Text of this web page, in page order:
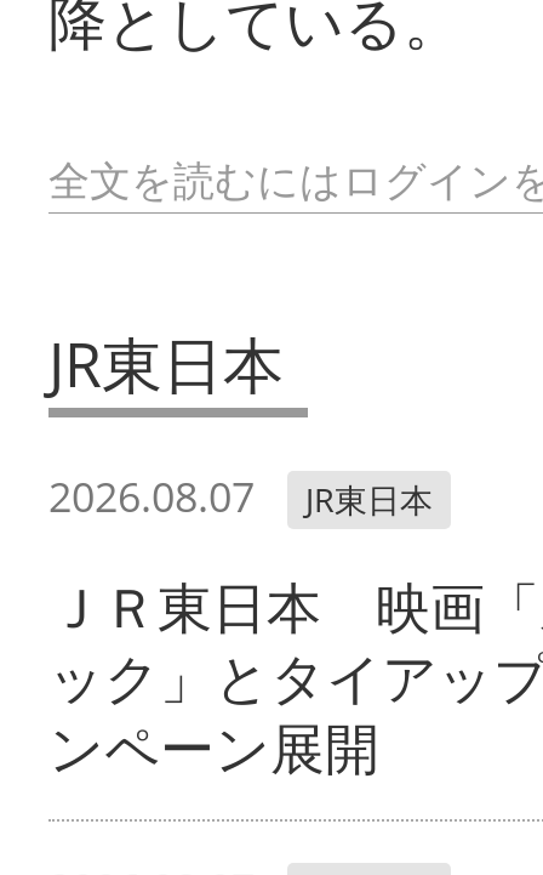
降としている。
全文を読むにはログイン
JR東日本
2026.08.07 JR東日本
ＪＲ東日本 映画
ック」とタイアッ
ンペーン展開